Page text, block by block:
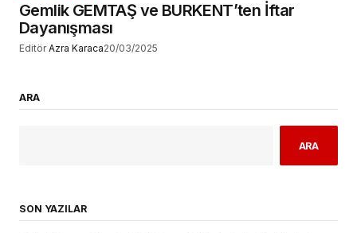
Gemlik GEMTAŞ ve BURKENT’ten İftar
Dayanışması
Editör Azra Karaca20/03/2025
ARA
ARA
SON YAZILAR